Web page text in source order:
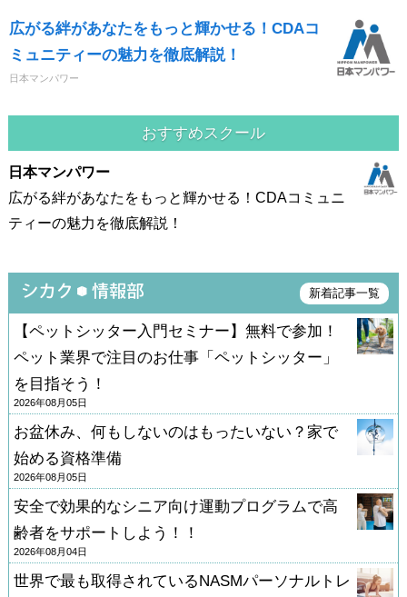
広がる絆があなたをもっと輝かせる！CDAコ
ミュニティーの魅力を徹底解説！
日本マンパワー
おすすめスクール
日本マンパワー
広がる絆があなたをもっと輝かせる！CDAコミュニ
ティーの魅力を徹底解説！
新着記事一覧
【ペットシッター入門セミナー】無料で参加！
ペット業界で注目のお仕事「ペットシッター」
を目指そう！
2026年08月05日
お盆休み、何もしないのはもったいない？家で
始める資格準備
2026年08月05日
安全で効果的なシニア向け運動プログラムで高
齢者をサポートしよう！！
2026年08月04日
世界で最も取得されているNASMパーソナルトレ